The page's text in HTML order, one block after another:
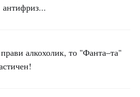
алкохолик, то "Фанта–та"